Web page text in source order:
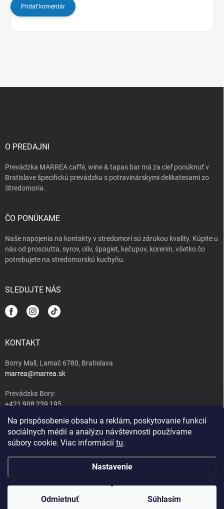
Na prispôsobenie obsahu a reklám, poskytovanie funkcií
sociálnych médií a analýzu návštevnosti používame
súbory cookie. Viac informácií tu.
Nastavenie
Odmietnuť Súhlasím
Pridať komentár
O PREDAJNI
Prevádzka MARREA caffé, wine & tapas bar má za cieľ ponúknuť v
Bratislave špecifickú prevádzku s potravinárskymi delikatesami zo
Stredomoria.
ČO PONÚKAME
Naše napojenia na kontakty v stredomorí sú zárukou kvality. Kúpite u
nás od prosciutta, syrov, olív, špagiet, kečupov, korenín, všetko čo
potrebujete na stredomorskú kuchyňu.
SLEDUJTE NÁS
KONTAKT
Borry Mall, Lamač 6780, Bratislava
marrea@marrea.sk
Prevádzka Bory:
+421 908 239 195
Majiteľ:
+421 917 489 407
Copyright 2026MARREA caffé, wine & tapas bar. Všetky práva vyhradené.
Upraviť nastavenie cookies
Nastavenie | Úprava | Custom = Netmedia s.r.o.